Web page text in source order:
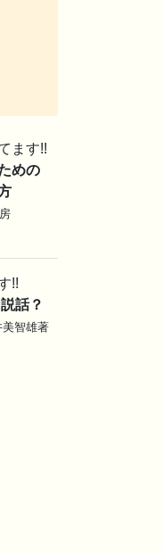
ます!!
めの
!!
話？
智雄著